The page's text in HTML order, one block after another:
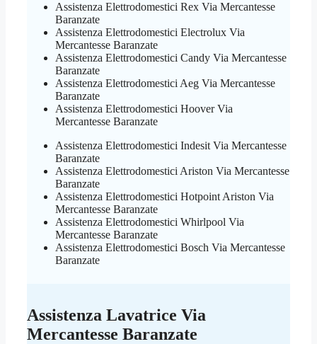
Assistenza Elettrodomestici Rex Via Mercantesse
Baranzate
Assistenza Elettrodomestici Electrolux Via
Mercantesse Baranzate
Assistenza Elettrodomestici Candy Via Mercantesse
Baranzate
Assistenza Elettrodomestici Aeg Via Mercantesse
Baranzate
Assistenza Elettrodomestici Hoover Via
Mercantesse Baranzate
Assistenza Elettrodomestici Indesit Via Mercantesse
Baranzate
Assistenza Elettrodomestici Ariston Via Mercantesse
Baranzate
Assistenza Elettrodomestici Hotpoint Ariston Via
Mercantesse Baranzate
Assistenza Elettrodomestici Whirlpool Via
Mercantesse Baranzate
Assistenza Elettrodomestici Bosch Via Mercantesse
Baranzate
Assistenza Lavatrice Via
Mercantesse Baranzate